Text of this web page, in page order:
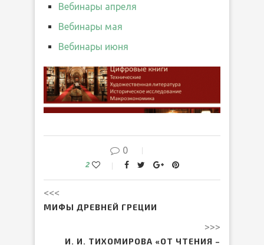
Вебинары апреля
Вебинары мая
Вебинары июня
0
2
<<<
МИФЫ ДРЕВНЕЙ ГРЕЦИИ
>>>
И. И. ТИХОМИРОВА «ОТ ЧТЕНИЯ –